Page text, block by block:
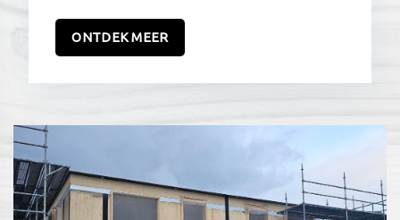
ONTDEK MEER